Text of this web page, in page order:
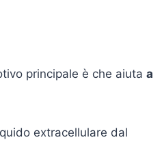
principale è che aiuta a
extracellulare dal